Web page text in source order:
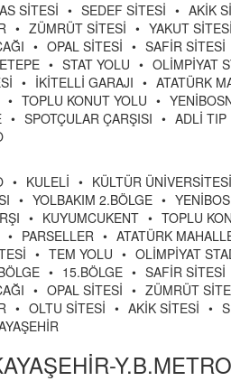
SİTESİ • SEDEF SİTESİ • AKİK
• ZÜMRÜT SİTESİ • YAKUT SİTESİ
• OPAL SİTESİ • SAFİR SİTESİ
• STAT YOLU • OLİMPİYAT
• İKİTELLİ GARAJI • ATATÜRK
• TOPLU KONUT YOLU •
• SPOTÇULAR ÇARŞISI • ADLİ TIP
• KULELİ • KÜLTÜR ÜNİVERSİTESİ
• YOLBAKIM 2.BÖLGE •
• KUYUMCUKENT • TOPLU
• PARSELLER • ATATÜRK
• TEM YOLU • OLİMPİYAT
• 15.BÖLGE • SAFİR SİTESİ
• OPAL SİTESİ • ZÜMRÜT
• OLTU SİTESİ • AKİK SİTESİ •